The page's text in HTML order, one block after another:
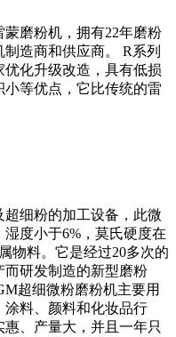
磨粉机，拥有22年磨粉
造商和供应商。 R系列
化升级改造，具有低损
等优点，它比传统的雷
细粉的加工设备，此微
度小于6%，莫氏硬度在
物料。它是经过20多次的
研发制造的新型磨粉
超细微粉磨粉机主要用
料、颜料和化妆品行
、产量大，并且一年只